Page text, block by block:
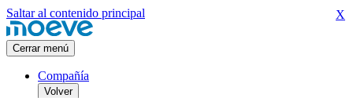
Saltar al contenido principal
Cerrar menú
Compañía
Volver
X